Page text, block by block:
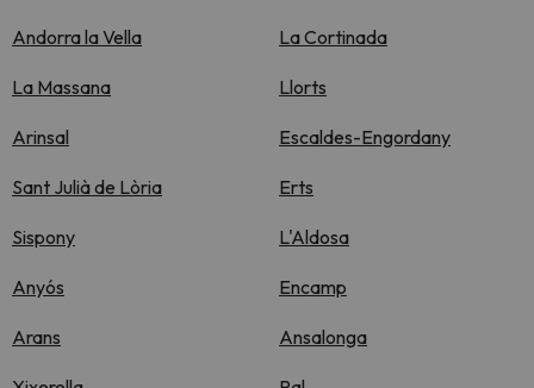
Andorra la Vella La Cortinada
La Massana Llorts
Arinsal Escaldes-Engordany
Sant Julià de Lòria Erts
Sispony L'Aldosa
Anyós Encamp
Arans Ansalonga